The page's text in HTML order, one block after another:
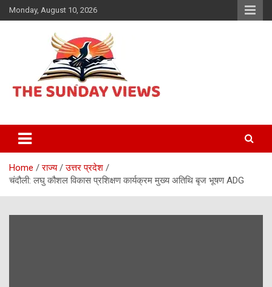
Skip
to
Monday, August 10, 2026
The Sunday views
Home राज्य
उत्तर प्रदेश
चंदौली: लघु कौशल विकास प्रशिक्षण कार्यक्रम मुख्य अतिथि बृज भूषण ADG